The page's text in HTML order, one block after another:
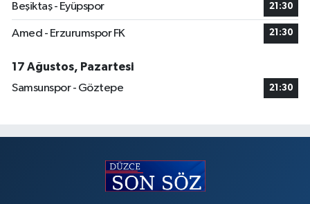
Beşiktaş - Eyüpspor 21:30
Amed - Erzurumspor FK 21:30
17 Ağustos, Pazartesi
Samsunspor - Göztepe
21:30